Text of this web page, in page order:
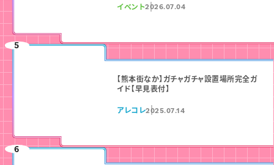
イベント2026.07.04
【熊本街なか】ガチャガチャ設置場所完全ガ
イド【早見表付】
アレコレ2025.07.14